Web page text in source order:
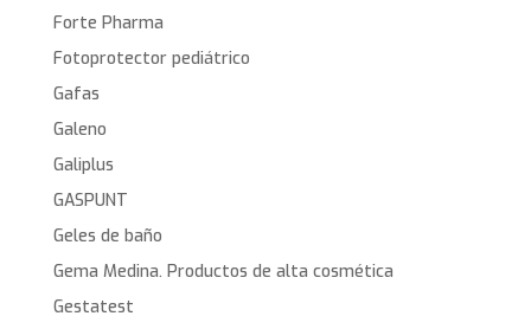
Forte Pharma
Fotoprotector pediátrico
Gafas
Galeno
Galiplus
GASPUNT
Geles de baño
Gema Medina. Productos de alta cosmética
Gestatest